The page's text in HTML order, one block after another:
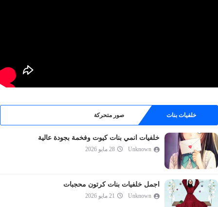
خلفيات بنات صور متحركة
خلفيات انمي بنات كيوت وفخمة بجودة عالية
Unknown 28 مايو 2026
اجمل خلفيات بنات كرتون محجبات
Unknown 21 مايو 2026